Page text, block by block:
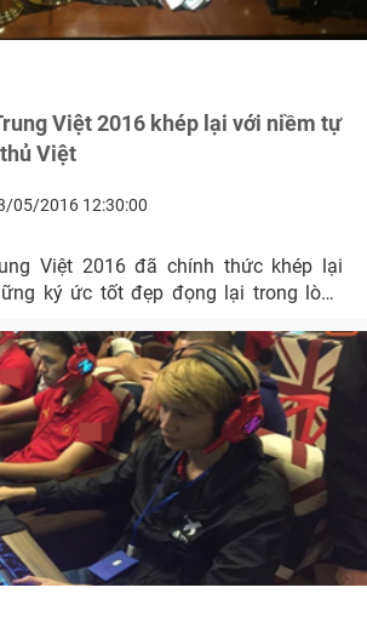
Việt 2016 khép lại với niềm tự
Việt
05/2016 12:30:00
Việt 2016 đã chính thức khép lại
ký ức tốt đẹp đọng lại trong lòng